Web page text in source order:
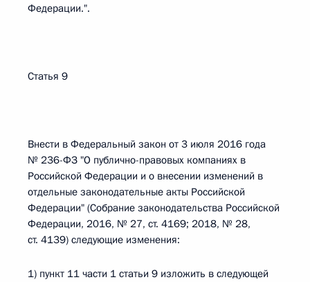
Федерации.".
Статья 9
Внести в Федеральный закон от 3 июля 2016 года
№ 236-ФЗ "О публично-правовых компаниях в
Российской Федерации и о внесении изменений в
отдельные законодательные акты Российской
Федерации" (Собрание законодательства Российской
Федерации, 2016, № 27, ст. 4169; 2018, № 28,
ст. 4139) следующие изменения:
1) пункт 11 части 1 статьи 9 изложить в следующей